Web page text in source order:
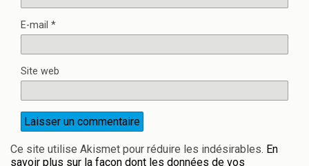
E-mail *
Site web
Ce site utilise Akismet pour réduire les indésirables. En
savoir plus sur la façon dont les données de vos